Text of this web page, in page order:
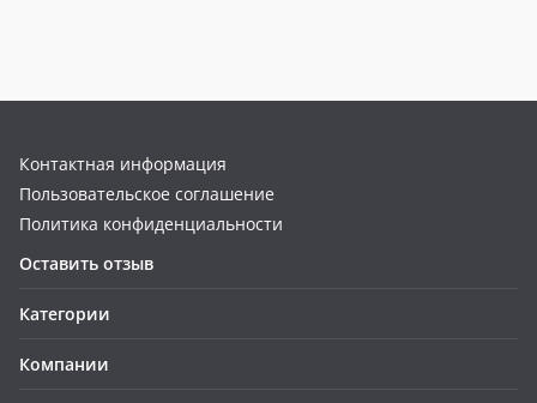
Контактная информация
Пользовательское соглашение
Политика конфиденциальности
Оставить отзыв
Категории
Компании